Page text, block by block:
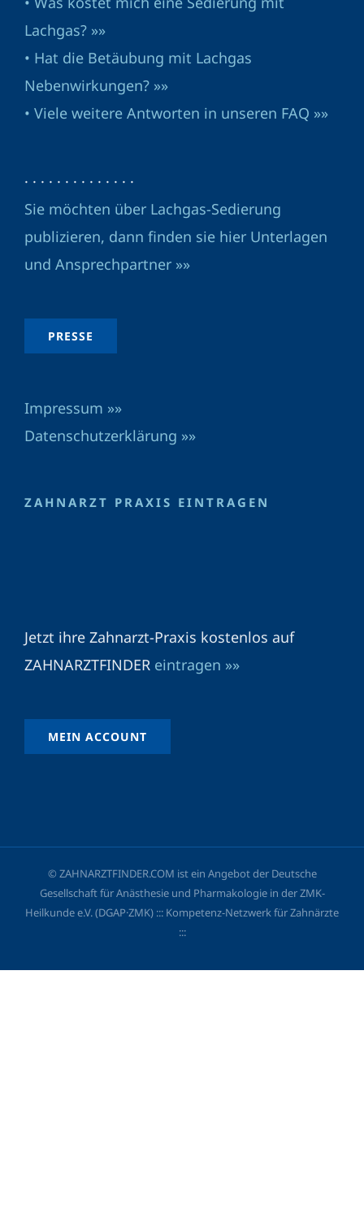
Lachgas? »»
• Hat die Betäubung mit Lachgas
Nebenwirkungen? »»
• Viele weitere Antworten in unseren FAQ »»
· · · · · · · · · · · · · ·
Sie möchten über Lachgas-Sedierung
publizieren, dann finden sie hier Unterlagen
und Ansprechpartner »»
PRESSE
Impressum »»
Datenschutzerklärung »»
ZAHNARZT PRAXIS EINTRAGEN
Jetzt ihre Zahnarzt-Praxis kostenlos auf
ZAHNARZTFINDER eintragen »»
MEIN ACCOUNT
© ZAHNARZTFINDER.COM ist ein Angebot der Deutsche
Gesellschaft für Anästhesie und Pharmakologie in der ZMK-
Heilkunde e.V. (DGAP·ZMK) ::: Kompetenz-Netzwerk für Zahnärzte
:::